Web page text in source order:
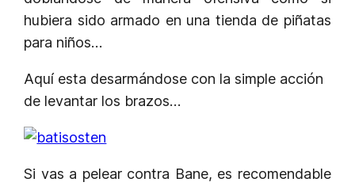
hubiera sido armado en una tienda de piñatas
para niños…
Aquí esta desarmándose con la simple acción
de levantar los brazos…
Si vas a pelear contra Bane, es recomendable